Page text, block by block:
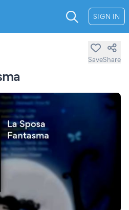
SIGN IN
SaveShare